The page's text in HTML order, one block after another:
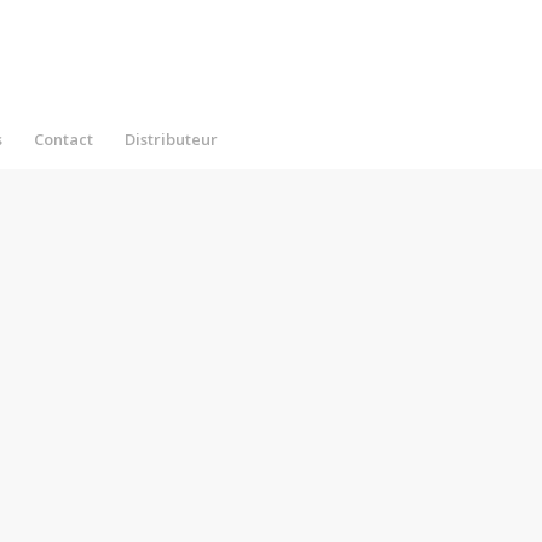
Contact Distributeur